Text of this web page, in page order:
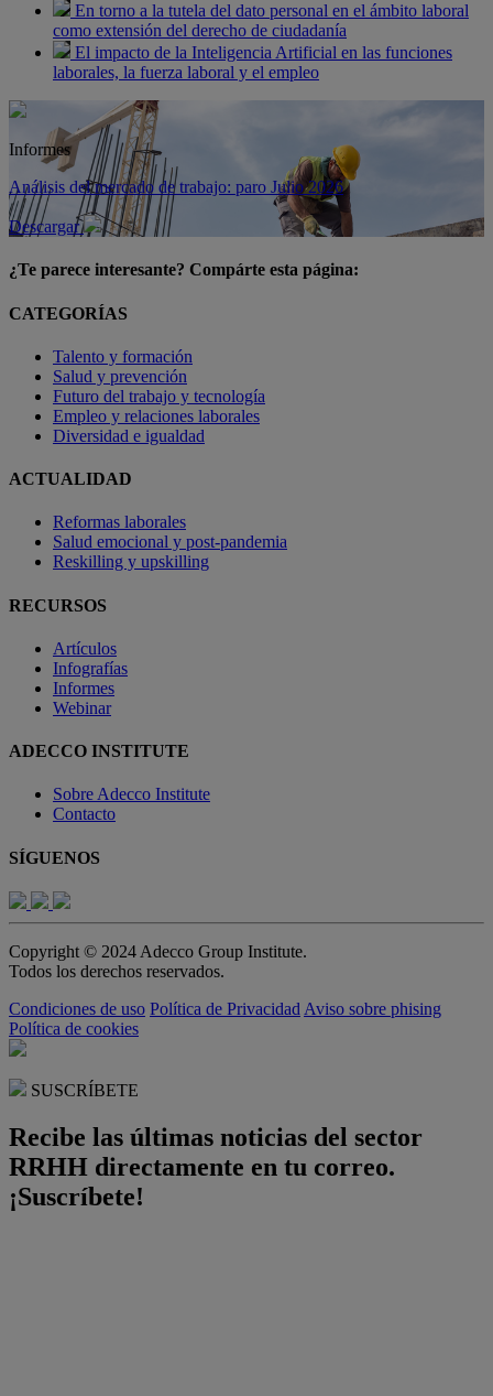
En torno a la tutela del dato personal en el ámbito laboral
como extensión del derecho de ciudadanía
El impacto de la Inteligencia Artificial en las funciones
laborales, la fuerza laboral y el empleo
Informes
Análisis del mercado de trabajo: paro Julio 2026
Descargar
¿Te parece interesante? Compárte esta página:
CATEGORÍAS
Talento y formación
Salud y prevención
Futuro del trabajo y tecnología
Empleo y relaciones laborales
Diversidad e igualdad
ACTUALIDAD
Reformas laborales
Salud emocional y post-pandemia
Reskilling y upskilling
RECURSOS
Artículos
Infografías
Informes
Webinar
ADECCO INSTITUTE
Sobre Adecco Institute
Contacto
SÍGUENOS
Copyright © 2024 Adecco Group Institute.
Todos los derechos reservados.
Condiciones de uso Política de Privacidad Aviso sobre phising
Política de cookies
SUSCRÍBETE
Recibe las últimas noticias del sector
RRHH directamente en tu correo.
¡Suscríbete!